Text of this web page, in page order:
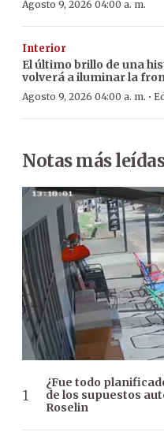
Agosto 9, 2026 04:00 a. m.
Interior
El último brillo de una
volverá a iluminar la
Agosto 9, 2026 04:00 a. m. ·
Notas más leídas
¿Fue todo
de los supuestos
Roselin